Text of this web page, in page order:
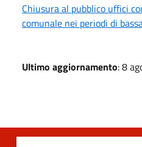
Chiusura al pubblico uffici
comunale nei periodi di
Ultimo aggiornamento: 8